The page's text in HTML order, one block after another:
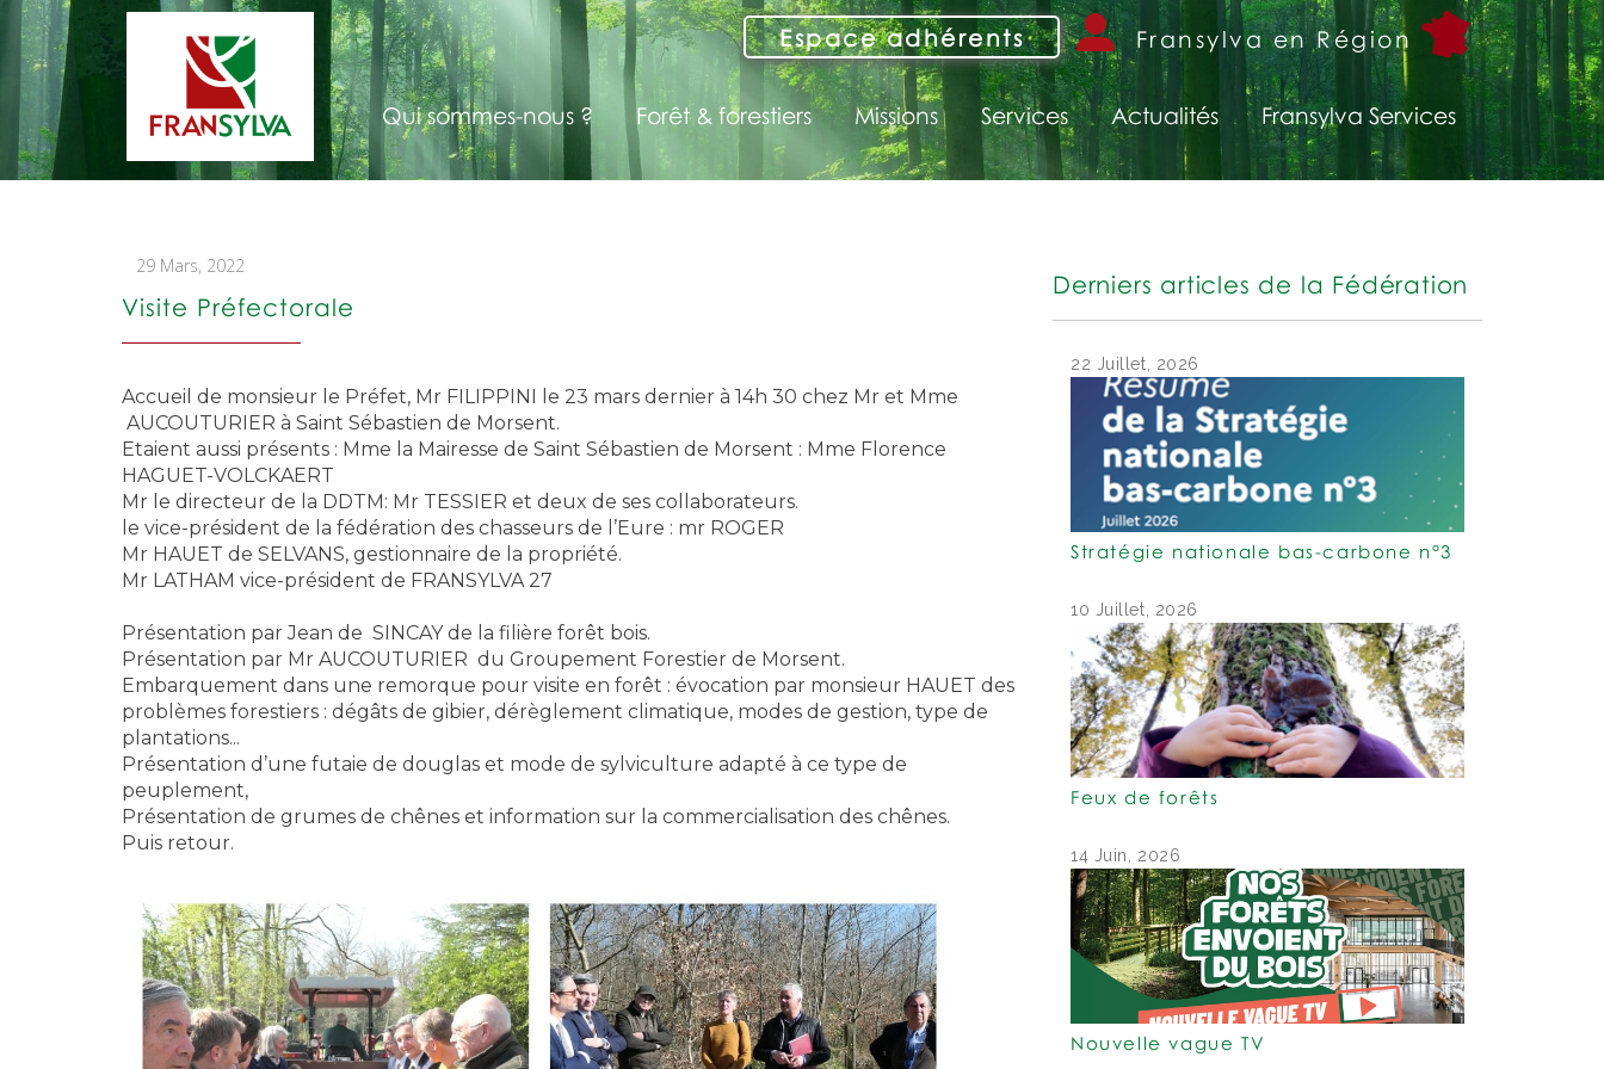
Espace adhérents Fransylva en Région
Qui sommes-nous ? Forêt & forestiers Missions Services Actualités Fransylva Services
29 Mars, 2022
Visite Préfectorale
Accueil de monsieur le Préfet, Mr FILIPPINI le 23 mars dernier à 14h 30 chez Mr et Mme
AUCOUTURIER à Saint Sébastien de Morsent.
Etaient aussi présents : Mme la Mairesse de Saint Sébastien de Morsent : Mme Florence
HAGUET-VOLCKAERT
Mr le directeur de la DDTM: Mr TESSIER et deux de ses collaborateurs.
le vice-président de la fédération des chasseurs de l’Eure : mr ROGER
Mr HAUET de SELVANS, gestionnaire de la propriété.
Mr LATHAM vice-président de FRANSYLVA 27
Présentation par Jean de SINCAY de la filière forêt bois.
Présentation par Mr AUCOUTURIER du Groupement Forestier de Morsent.
Embarquement dans une remorque pour visite en forêt : évocation par monsieur HAUET des
problèmes forestiers : dégâts de gibier, dérèglement climatique, modes de gestion, type de
plantations...
Présentation d’une futaie de douglas et mode de sylviculture adapté à ce type de
peuplement,
Présentation de grumes de chênes et information sur la commercialisation des chênes.
Puis retour.
Derniers articles de la Fédération
22 Juillet, 2026
Stratégie nationale bas-carbone n°3
10 Juillet, 2026
Feux de forêts
14 Juin, 2026
Nouvelle vague TV